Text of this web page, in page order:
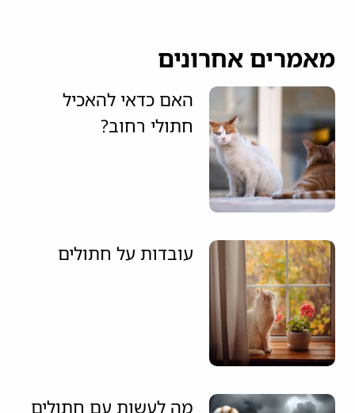
מאמרים אחרונים
האם כדאי להאכיל
חתולי רחוב?
עובדות על חתולים
מה לעשות עם חתולים